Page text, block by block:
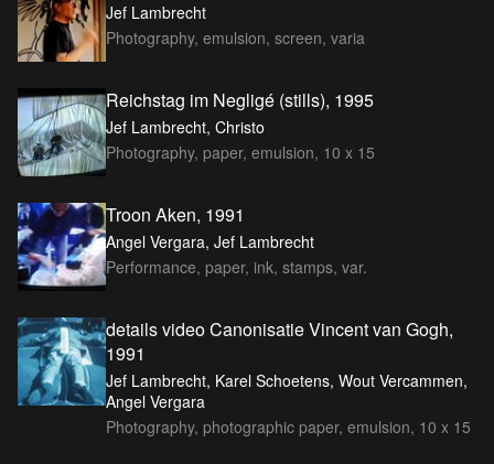
Jef Lambrecht
Photography, emulsion, screen, varia
Reichstag im Negligé (stills), 1995
Jef Lambrecht, Christo
Photography, paper, emulsion, 10 x 15
Troon Aken, 1991
Angel Vergara, Jef Lambrecht
Performance, paper, ink, stamps, var.
details video Canonisatie Vincent van Gogh,
1991
Jef Lambrecht, Karel Schoetens, Wout Vercammen,
Angel Vergara
Photography, photographic paper, emulsion, 10 x 15